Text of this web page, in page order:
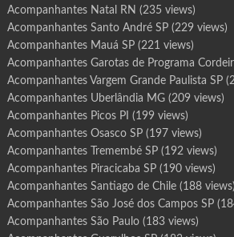
Acompanhantes Natal RN (235 views)
Acompanhantes Santo André SP(229 views)
Acompanhantes Mauá SP(221 views)
Acompanhantes Garotas de Programa
Acompanhantes Vargem Grande Paulista SP
Acompanhantes Uberlândia MG(209 views)
Acompanhantes Picos PI (199 views)
Acompanhantes Osasco SP(197 views)
Acompanhantes Tremembé SP(192 views)
Acompanhantes Piracicaba SP(190 views)
Acompanhantes Santiago de Chile(188 views)
Acompanhantes São José dos Campos SP
Acompanhantes São Paulo(183 views)